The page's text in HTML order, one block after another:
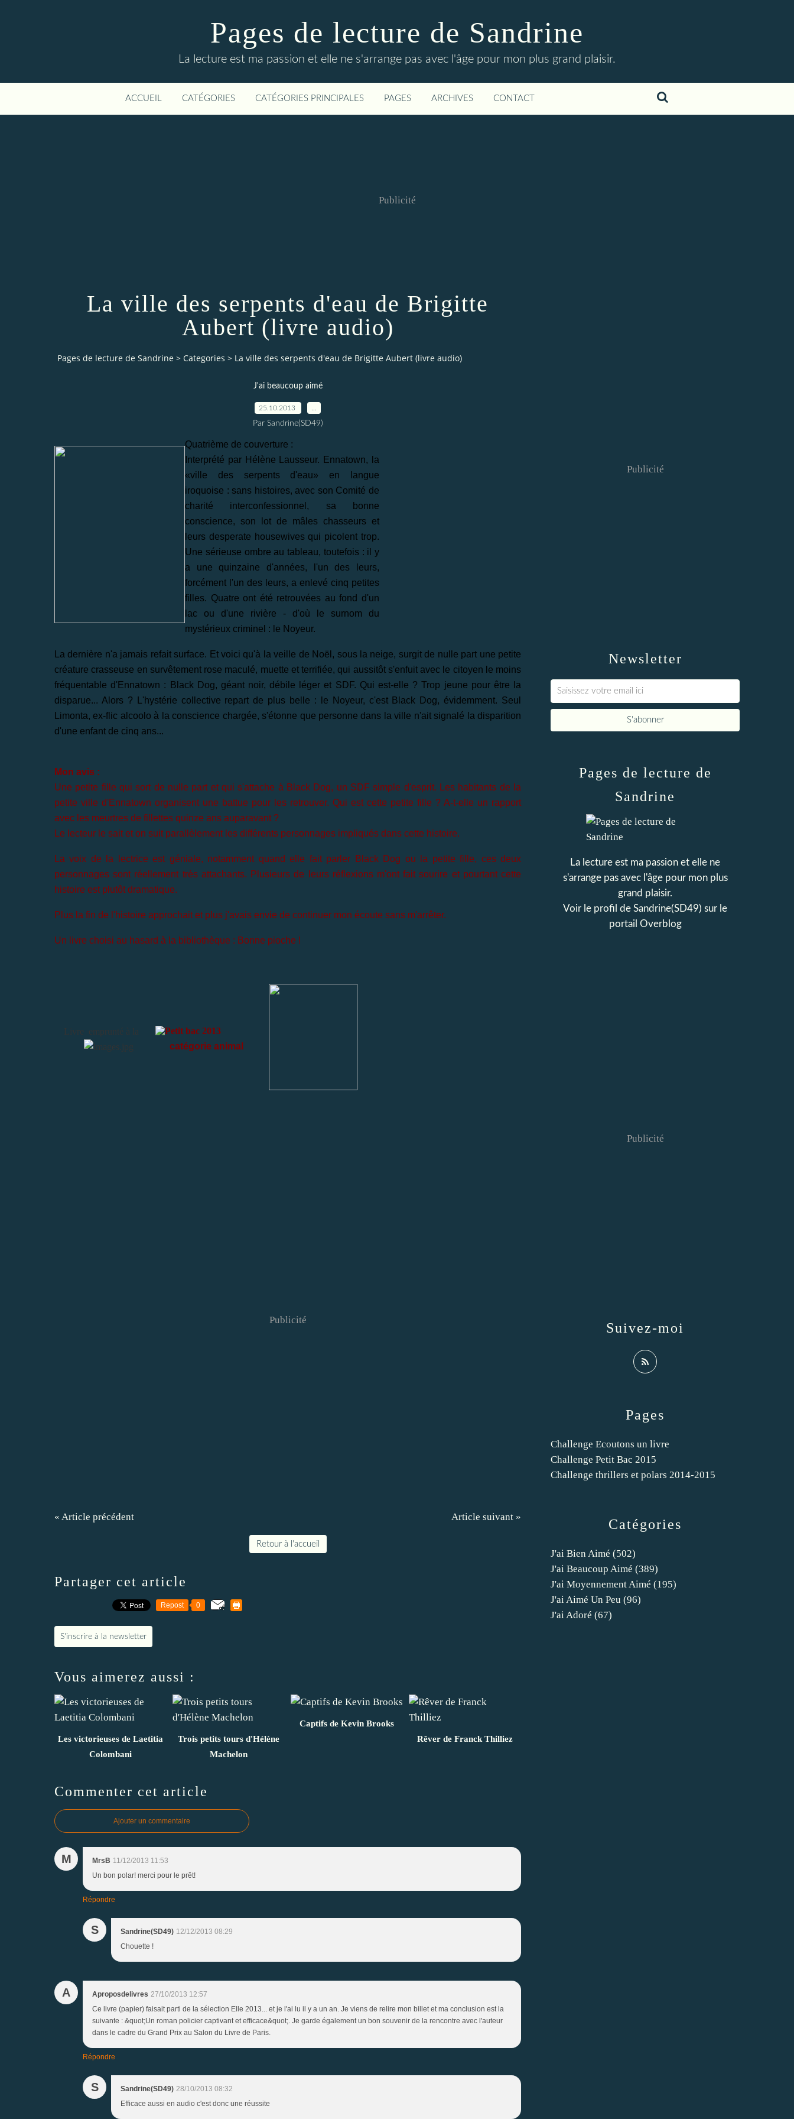
Pages de lecture de Sandrine
La lecture est ma passion et elle ne s'arrange pas avec l'âge pour mon plus grand plaisir.
ACCUEIL CATÉGORIES CATÉGORIES PRINCIPALES PAGES ARCHIVES CONTACT
Publicité
La ville des serpents d'eau de Brigitte
Aubert (livre audio)
Pages de lecture de Sandrine > Categories > La ville des serpents d'eau de Brigitte Aubert (livre audio)
J'ai beaucoup aimé
25.10.2013
Par Sandrine(SD49)
Quatrième de couverture :
Interprété par Hélène Lausseur. Ennatown, la
«ville des serpents d'eau» en langue
iroquoise : sans histoires, avec son Comité de
charité interconfessionnel, sa bonne
conscience, son lot de mâles chasseurs et
leurs desperate housewives qui picolent trop.
Une sérieuse ombre au tableau, toutefois : il y
a une quinzaine d'années, l'un des leurs,
forcément l'un des leurs, a enlevé cinq petites
filles. Quatre ont été retrouvées au fond d'un
lac ou d'une rivière - d'où le surnom du
mystérieux criminel : le Noyeur.
La dernière n'a jamais refait surface. Et voici qu'à la veille de Noël, sous la neige, surgit de nulle part une petite
créature crasseuse en survêtement rose maculé, muette et terrifiée, qui aussitôt s'enfuit avec le citoyen le moins
fréquentable d'Ennatown : Black Dog, géant noir, débile léger et SDF. Qui est-elle ? Trop jeune pour être la
disparue... Alors ? L'hystérie collective repart de plus belle : le Noyeur, c'est Black Dog, évidemment. Seul
Limonta, ex-flic alcoolo à la conscience chargée, s'étonne que personne dans la ville n'ait signalé la disparition
d'une enfant de cinq ans...
Mon avis :
Une petite fille qui sort de nulle part et qui s'attache à Black Dog, un SDF simple d'esprit. Les habitants de la
petite ville d'Ennatown organisent une battue pour les retrouver. Qui est cette petite fille ? A-t-elle un rapport
avec les meurtres de fillettes quinze ans auparavant ?
Le lecteur le sait et on suit parallèlement les différents personnages impliqués dans cette histoire.
La voix de la lectrice est géniale, notamment quand elle fait parler Black Dog ou la petite fille, ces deux
personnages sont réellement très attachants. Plusieurs de leurs réflexions m'ont fait sourire et pourtant cette
histoire est plutôt dramatique.
Plus la fin de l'histoire approchait et plus j'avais envie de continuer mon écoute sans m'arrêter.
Un livre choisi au hasard à la bibliothèque : Bonne pioche !
Livre emprunté à la
catégorie animal
Publicité
« Article précédent Article suivant »
Retour à l'accueil
Partager cet article
Repost 0
S'inscrire à la newsletter
Vous aimerez aussi :
Les victorieuses de Laetitia
Colombani
Trois petits tours d'Hélène
Machelon
Captifs de Kevin Brooks
Rêver de Franck Thilliez
Commenter cet article
Ajouter un commentaire
M MrsB 11/12/2013 11:53
Un bon polar! merci pour le prêt!
Répondre
S Sandrine(SD49) 12/12/2013 08:29
Chouette !
A Aproposdelivres 27/10/2013 12:57
Ce livre (papier) faisait parti de la sélection Elle 2013... et je l'ai lu il y a un an. Je viens de relire mon billet et ma conclusion est la
suivante : &quot;Un roman policier captivant et efficace&quot;. Je garde également un bon souvenir de la rencontre avec l'auteur
dans le cadre du Grand Prix au Salon du Livre de Paris.
Répondre
S Sandrine(SD49) 28/10/2013 08:32
Efficace aussi en audio c'est donc une réussite
Newsletter
Publicité
Catégories
J'ai Bien Aimé (502)
J'ai Beaucoup Aimé (389)
J'ai Moyennement Aimé (195)
J'ai Aimé Un Peu (96)
J'ai Adoré (67)
Pages
Challenge Ecoutons un livre
Challenge Petit Bac 2015
Challenge thrillers et polars 2014-2015
Pages de lecture de
Sandrine
La lecture est ma passion et elle ne
s'arrange pas avec l'âge pour mon plus
grand plaisir.
Voir le profil de Sandrine(SD49) sur le
portail Overblog
Suivez-moi
Publicité